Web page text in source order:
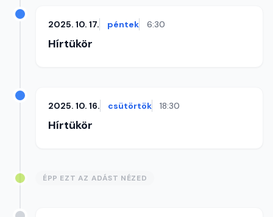
2025. 10. 17. péntek 6:30
Hírtükör
2025. 10. 16. csütörtök 18:30
Hírtükör
ÉPP EZT AZ ADÁST NÉZED